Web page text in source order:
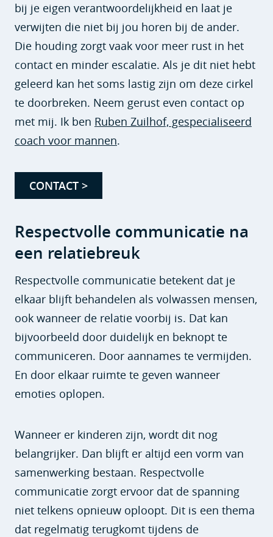
bij je eigen verantwoordelijkheid en laat je
verwijten die niet bij jou horen bij de ander.
Die houding zorgt vaak voor meer rust in het
contact en minder escalatie. Als je dit niet hebt
geleerd kan het soms lastig zijn om deze cirkel
te doorbreken. Neem gerust even contact op
met mij. Ik ben Ruben Zuilhof, gespecialiseerd
coach voor mannen.
CONTACT >
Respectvolle communicatie na
een relatiebreuk
Respectvolle communicatie betekent dat je
elkaar blijft behandelen als volwassen mensen,
ook wanneer de relatie voorbij is. Dat kan
bijvoorbeeld door duidelijk en beknopt te
communiceren. Door aannames te vermijden.
En door elkaar ruimte te geven wanneer
emoties oplopen.
Wanneer er kinderen zijn, wordt dit nog
belangrijker. Dan blijft er altijd een vorm van
samenwerking bestaan. Respectvolle
communicatie zorgt ervoor dat de spanning
niet telkens opnieuw oploopt. Dit is een thema
dat regelmatig terugkomt tijdens de